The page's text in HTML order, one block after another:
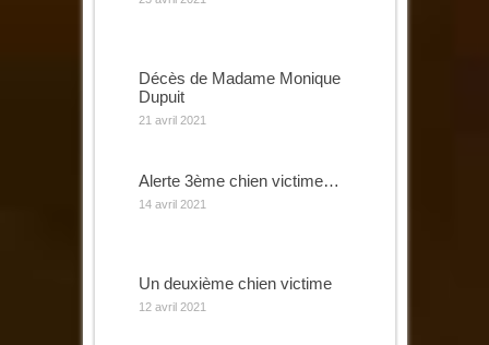
Décès de Madame Monique
Dupuit
21 avril 2021
Alerte 3ème chien victime…
14 avril 2021
Un deuxième chien victime
12 avril 2021